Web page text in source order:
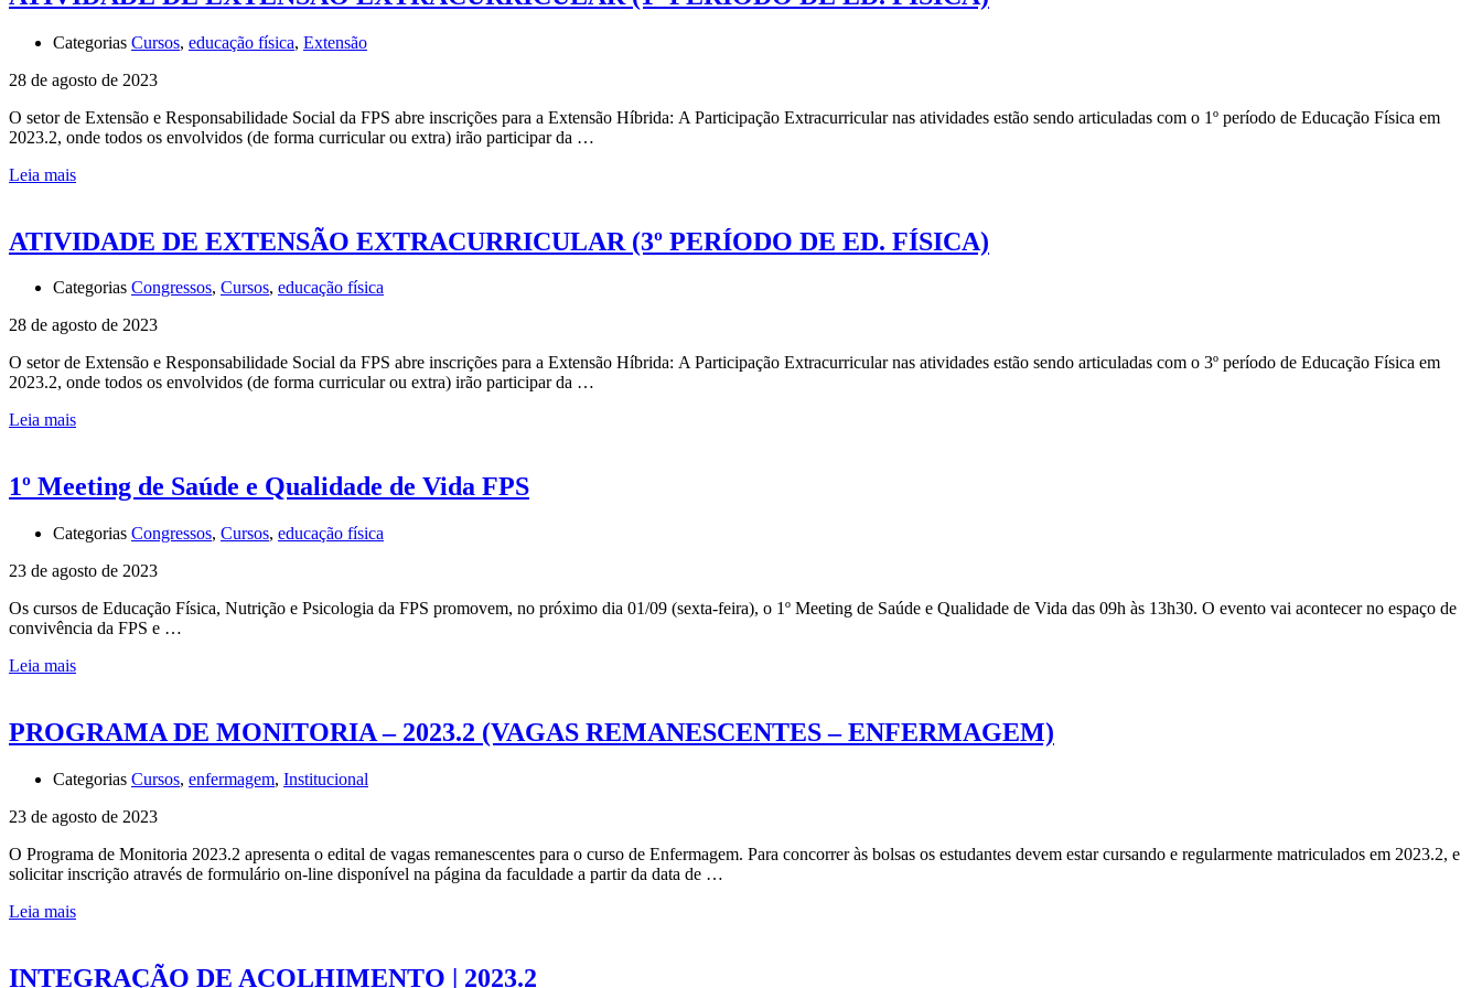
Categorias Cursos, educação física, Extensão
28 de agosto de 2023
O setor de Extensão e Responsabilidade Social da FPS abre inscrições para a Extensão Híbrida: A Participação Extracurricular nas atividades estão sendo articuladas com o 1º período de Educação Física em
2023.2, onde todos os envolvidos (de forma curricular ou extra) irão participar da …
Leia mais
ATIVIDADE DE EXTENSÃO EXTRACURRICULAR (3º PERÍODO DE ED. FÍSICA)
Categorias Congressos, Cursos, educação física
28 de agosto de 2023
O setor de Extensão e Responsabilidade Social da FPS abre inscrições para a Extensão Híbrida: A Participação Extracurricular nas atividades estão sendo articuladas com o 3º período de Educação Física em
2023.2, onde todos os envolvidos (de forma curricular ou extra) irão participar da …
Leia mais
1º Meeting de Saúde e Qualidade de Vida FPS
Categorias Congressos, Cursos, educação física
23 de agosto de 2023
Os cursos de Educação Física, Nutrição e Psicologia da FPS promovem, no próximo dia 01/09 (sexta-feira), o 1º Meeting de Saúde e Qualidade de Vida das 09h às 13h30. O evento vai acontecer no espaço de
convivência da FPS e …
Leia mais
PROGRAMA DE MONITORIA – 2023.2 (VAGAS REMANESCENTES – ENFERMAGEM)
Categorias Cursos, enfermagem, Institucional
23 de agosto de 2023
O Programa de Monitoria 2023.2 apresenta o edital de vagas remanescentes para o curso de Enfermagem. Para concorrer às bolsas os estudantes devem estar cursando e regularmente matriculados em 2023.2, e
solicitar inscrição através de formulário on-line disponível na página da faculdade a partir da data de …
Leia mais
INTEGRAÇÃO DE ACOLHIMENTO | 2023.2